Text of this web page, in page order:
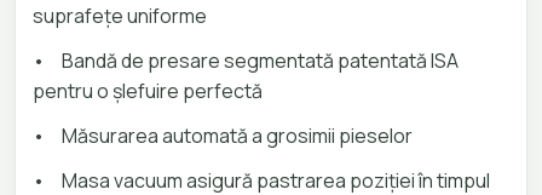
suprafețe uniforme
•
Bandă de presare segmentată patentată ISA
pentru o șlefuire perfectă
•
Măsurarea automată a grosimii pieselor
•
Masa vacuum asigură pastrarea poziției în timpul